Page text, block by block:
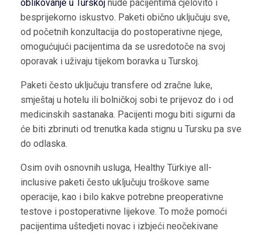
oblikovanje u Turskojnude pacijentima cjelovito i
besprijekorno iskustvo. Paketi obično uključuju sve,
od početnih konzultacija do postoperativne njege,
omogućujući pacijentima da se usredotoče na svoj
oporavak i uživaju tijekom boravka u Turskoj.
Paketi često uključuju transfere od zračne luke,
smještaj u hotelu ili bolničkoj sobi te prijevoz do i od
medicinskih sastanaka. Pacijenti mogu biti sigurni da
će biti zbrinuti od trenutka kada stignu u Tursku pa sve
do odlaska.
Osim ovih osnovnih usluga, Healthy Türkiye all-
inclusive paketi često uključuju troškove same
operacije, kao i bilo kakve potrebne preoperativne
testove i postoperativne lijekove. To može pomoći
pacijentima uštedjeti novac i izbjeći neočekivane